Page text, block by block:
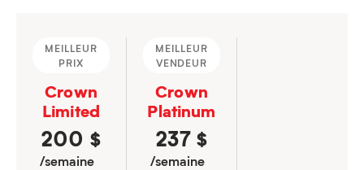
MEILLEUR
PRIX
Crown
Limited
200 $
/semaine
MEILLEUR
VENDEUR
Crown
Platinum
237 $
/semaine